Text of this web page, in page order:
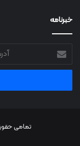
خبرنامه
آدرس
ایمیل
خود
وارد
تمامی